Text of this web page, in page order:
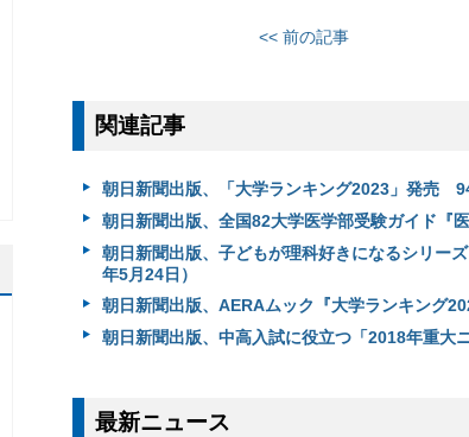
<< 前の記事
関連記事
朝日新聞出版、「大学ランキング2023」発売
朝日新聞出版、全国82大学医学部受験ガイド『
朝日新聞出版、子どもが理科好きになるシリー
年5月24日）
朝日新聞出版、AERAムック『大学ランキング
朝日新聞出版、中高入試に役立つ「2018年重大
最新ニュース